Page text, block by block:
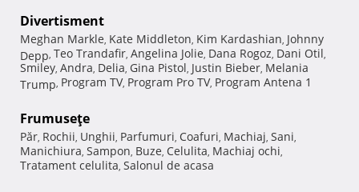
Divertisment
Meghan Markle, Kate Middleton, Kim Kardashian, Johnny
Depp, Teo Trandafir, Angelina Jolie, Dana Rogoz, Dani Otil,
Smiley, Andra, Delia, Gina Pistol, Justin Bieber, Melania
Trump, Program TV, Program Pro TV, Program Antena 1
Frumuseţe
Păr, Rochii, Unghii, Parfumuri, Coafuri, Machiaj, Sani,
Manichiura, Sampon, Buze, Celulita, Machiaj ochi,
Tratament celulita, Salonul de acasa